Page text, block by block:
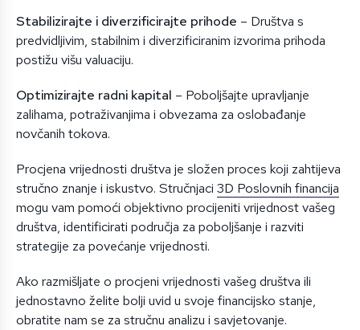
Stabilizirajte i diverzificirajte prihode – Društva s
predvidljivim, stabilnim i diverzificiranim izvorima prihoda
postižu višu valuaciju.
Optimizirajte radni kapital – Poboljšajte upravljanje
zalihama, potraživanjima i obvezama za oslobađanje
novčanih tokova.
Procjena vrijednosti društva je složen proces koji zahtijeva
stručno znanje i iskustvo. Stručnjaci 3D Poslovnih financija
mogu vam pomoći objektivno procijeniti vrijednost vašeg
društva, identificirati područja za poboljšanje i razviti
strategije za povećanje vrijednosti.
Ako razmišljate o procjeni vrijednosti vašeg društva ili
jednostavno želite bolji uvid u svoje financijsko stanje,
obratite nam se za stručnu analizu i savjetovanje.